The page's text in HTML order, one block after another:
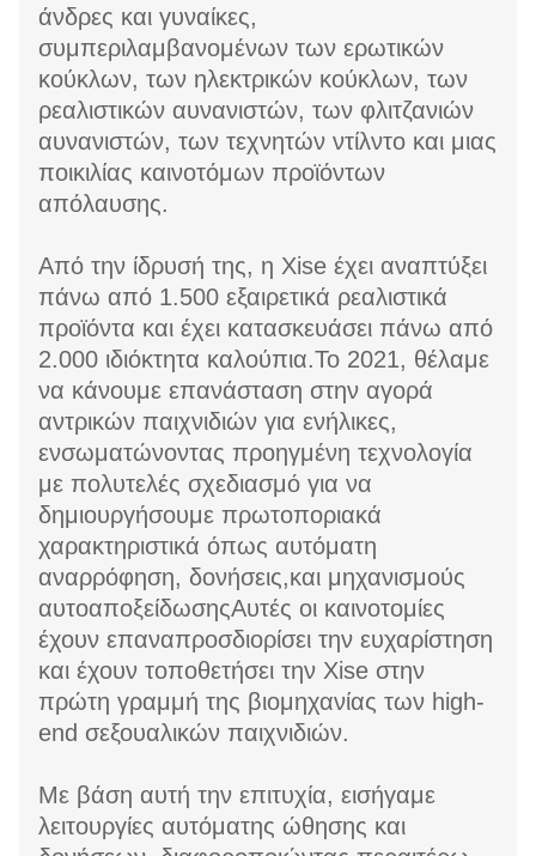
άνδρες και γυναίκες,
συμπεριλαμβανομένων των ερωτικών
κούκλων, των ηλεκτρικών κούκλων, των
ρεαλιστικών αυνανιστών, των φλιτζανιών
αυνανιστών, των τεχνητών ντίλντο και μιας
ποικιλίας καινοτόμων προϊόντων
απόλαυσης.
Από την ίδρυσή της, η Xise έχει αναπτύξει
πάνω από 1.500 εξαιρετικά ρεαλιστικά
προϊόντα και έχει κατασκευάσει πάνω από
2.000 ιδιόκτητα καλούπια.Το 2021, θέλαμε
να κάνουμε επανάσταση στην αγορά
αντρικών παιχνιδιών για ενήλικες,
ενσωματώνοντας προηγμένη τεχνολογία
με πολυτελές σχεδιασμό για να
δημιουργήσουμε πρωτοποριακά
χαρακτηριστικά όπως αυτόματη
αναρρόφηση, δονήσεις,και μηχανισμούς
αυτοαποξείδωσηςΑυτές οι καινοτομίες
έχουν επαναπροσδιορίσει την ευχαρίστηση
και έχουν τοποθετήσει την Xise στην
πρώτη γραμμή της βιομηχανίας των high-
end σεξουαλικών παιχνιδιών.
Με βάση αυτή την επιτυχία, εισήγαμε
λειτουργίες αυτόματης ώθησης και